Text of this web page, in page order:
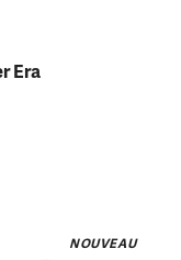
Era
NOUVEAU